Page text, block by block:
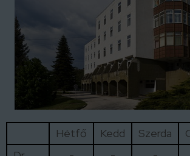
Hétfő Kedd Szerda